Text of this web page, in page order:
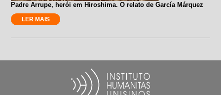
Padre Arrupe, herói em Hiroshima. O relato de García Márquez
LER MAIS